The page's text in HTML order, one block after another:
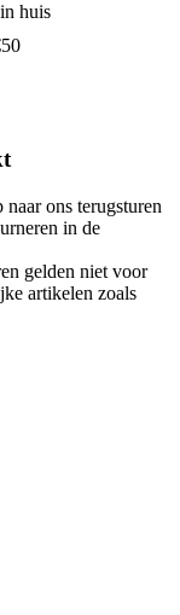
huis
ons terugsturen
in de
gelden niet voor
artikelen zoals